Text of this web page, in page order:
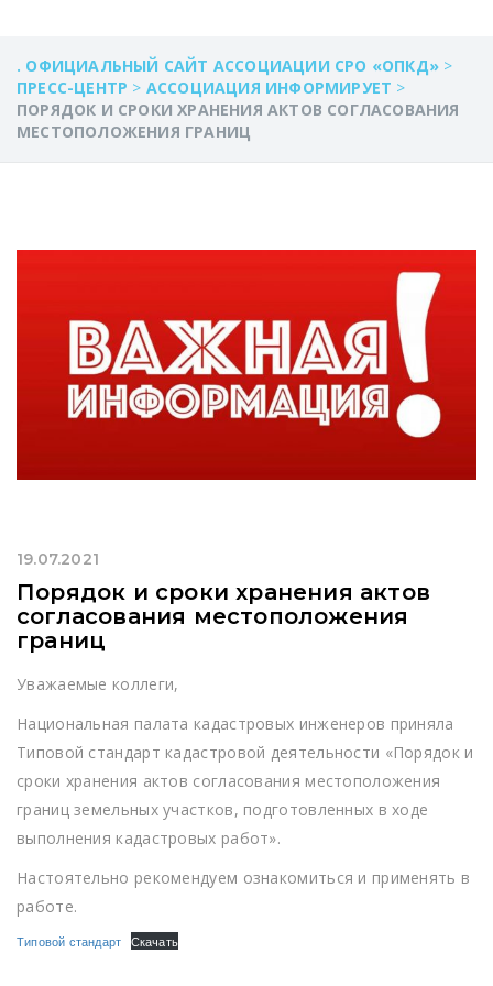
. ОФИЦИАЛЬНЫЙ САЙТ АССОЦИАЦИИ СРО «ОПКД» >
ПРЕСС-ЦЕНТР > АССОЦИАЦИЯ ИНФОРМИРУЕТ >
ПОРЯДОК И СРОКИ ХРАНЕНИЯ АКТОВ СОГЛАСОВАНИЯ
МЕСТОПОЛОЖЕНИЯ ГРАНИЦ
19.07.2021
Порядок и сроки хранения актов
согласования местоположения
границ
Уважаемые коллеги,
Национальная палата кадастровых инженеров приняла
Типовой стандарт кадастровой деятельности «Порядок и
сроки хранения актов согласования местоположения
границ земельных участков, подготовленных в ходе
выполнения кадастровых работ».
Настоятельно рекомендуем ознакомиться и применять в
работе.
Типовой стандарт Скачать